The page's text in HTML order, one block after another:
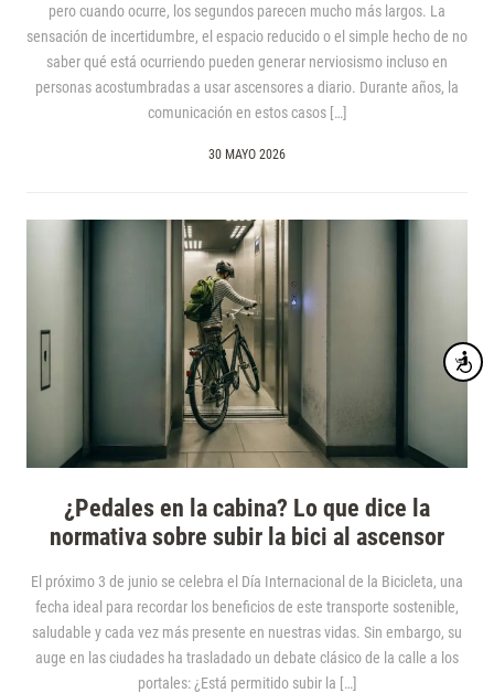
pero cuando ocurre, los segundos parecen mucho más largos. La
sensación de incertidumbre, el espacio reducido o el simple hecho de no
saber qué está ocurriendo pueden generar nerviosismo incluso en
personas acostumbradas a usar ascensores a diario. Durante años, la
comunicación en estos casos […]
30 MAYO 2026
¿Pedales en la cabina? Lo que dice la
normativa sobre subir la bici al ascensor
El próximo 3 de junio se celebra el Día Internacional de la Bicicleta, una
fecha ideal para recordar los beneficios de este transporte sostenible,
saludable y cada vez más presente en nuestras vidas. Sin embargo, su
auge en las ciudades ha trasladado un debate clásico de la calle a los
portales: ¿Está permitido subir la […]